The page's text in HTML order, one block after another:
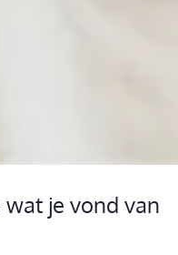
je vond van